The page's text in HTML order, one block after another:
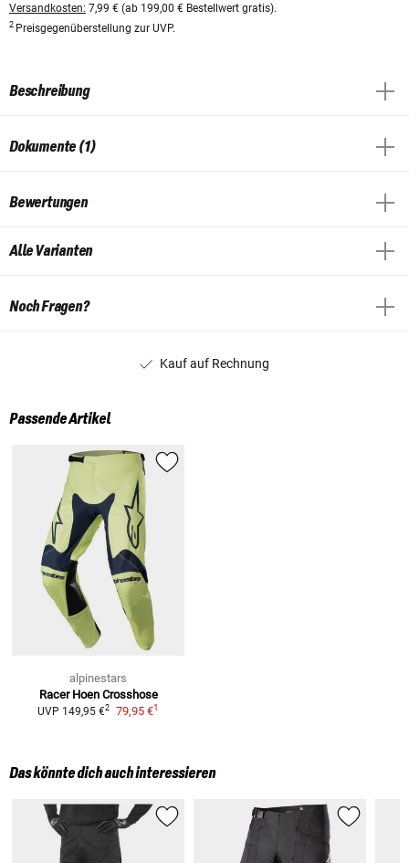
Versandkosten: 7,99 € (ab 199,00 € Bestellwert gratis).
2 Preisgegenüberstellung zur UVP.
Beschreibung
Dokumente (1)
Bewertungen
Alle Varianten
Noch Fragen?
Kauf auf Rechnung
Passende Artikel
alpinestars
Racer Hoen Crosshose
UVP 149,95 €2 79,95 €1
Das könnte dich auch interessieren